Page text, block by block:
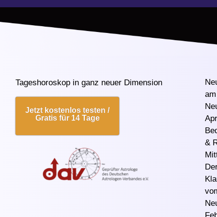
Tageshoroskop in ganz neuer Dimension
Jetzt kostenlos testen /
Gratis für 14 Tage
&